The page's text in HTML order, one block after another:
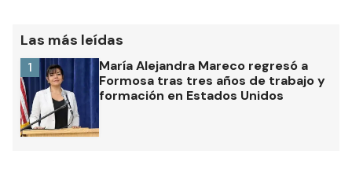
Las más leídas
María Alejandra Mareco regresó a
Formosa tras tres años de trabajo y
formación en Estados Unidos
1